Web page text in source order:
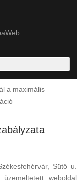
a maximális
Sütő u.
weboldal